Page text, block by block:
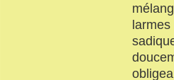
larmes